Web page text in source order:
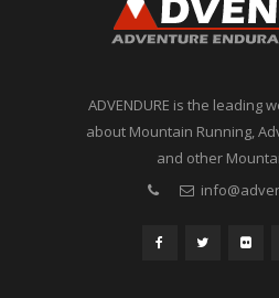
ADVENDURE is the leading
about Mountain Running,
and other